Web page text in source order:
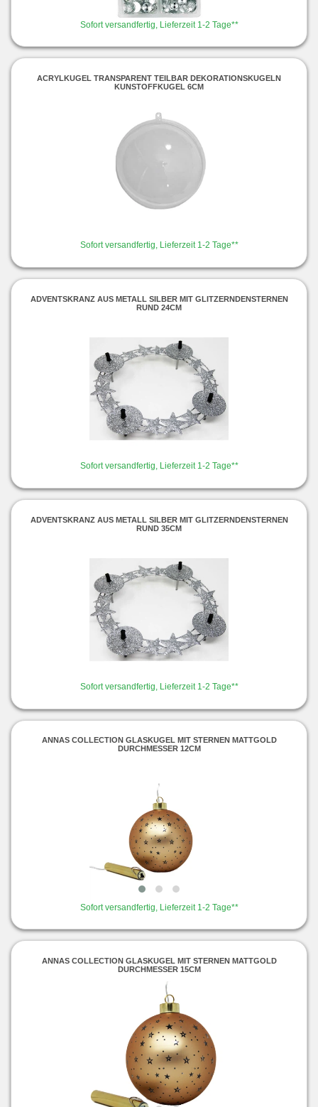
Sofort versandfertig, Lieferzeit 1-2 Tage**
ACRYLKUGEL TRANSPARENT TEILBAR DEKORATIONSKUGELN
KUNSTOFFKUGEL 6CM
Sofort versandfertig, Lieferzeit 1-2 Tage**
ADVENTSKRANZ AUS METALL SILBER MIT GLITZERNDENSTERNEN
RUND 24CM
Sofort versandfertig, Lieferzeit 1-2 Tage**
ADVENTSKRANZ AUS METALL SILBER MIT GLITZERNDENSTERNEN
RUND 35CM
Sofort versandfertig, Lieferzeit 1-2 Tage**
ANNAS COLLECTION GLASKUGEL MIT STERNEN MATTGOLD
DURCHMESSER 12CM
Sofort versandfertig, Lieferzeit 1-2 Tage**
ANNAS COLLECTION GLASKUGEL MIT STERNEN MATTGOLD
DURCHMESSER 15CM